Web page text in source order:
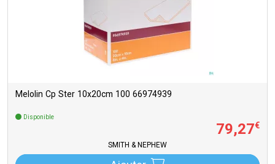
Melolin Cp Ster 10x20cm 100 66974939
Disponible
79,27€
SMITH & NEPHEW